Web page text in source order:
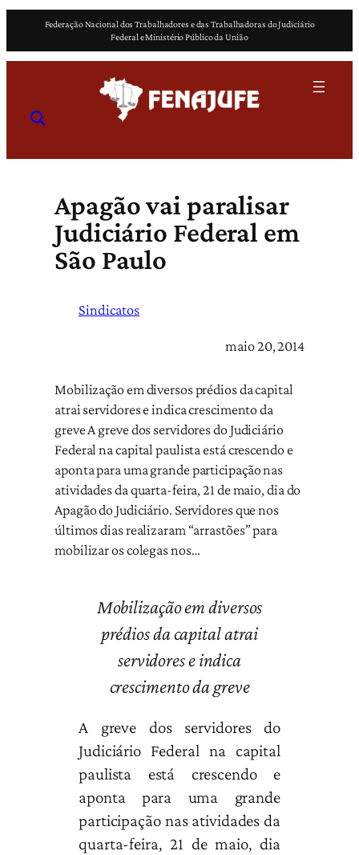
o
Federação Nacional dos Trabalhadores e das Trabalhadoras do Judiciário
Federal e Ministério Público da União
Apagão vai paralisar
Judiciário Federal em
São Paulo
Sindicatos
maio 20, 2014
Mobilização em diversos prédios da capital
atrai servidores e indica crescimento da
greve A greve dos servidores do Judiciário
Federal na capital paulista está crescendo e
aponta para uma grande participação nas
atividades da quarta-feira, 21 de maio, dia do
Apagão do Judiciário. Servidores que nos
últimos dias realizaram “arrastões” para
mobilizar os colegas nos…
Mobilização em diversos
prédios da capital atrai
servidores e indica
crescimento da greve
A greve dos servidores do
Judiciário Federal na capital
paulista está crescendo e
aponta para uma grande
participação nas atividades da
quarta-feira, 21 de maio, dia